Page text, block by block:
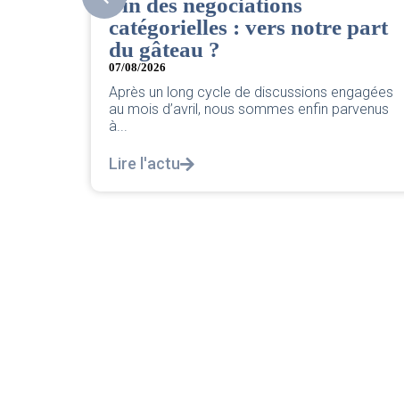
06/08/2026| ACCÈS RESTREINT
Retrouvez le compte rendu du CSE de juillet
2026 par votre équipe SNPNC-FO Corsair. ...
Lire l'actu